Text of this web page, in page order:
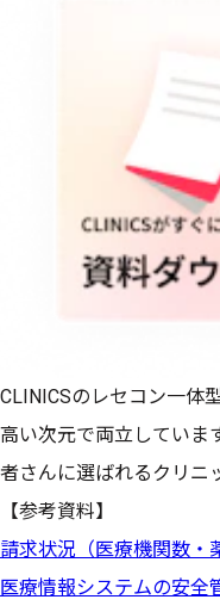
CLINICSのレセコン一体
高い次元で両立していま
者さんに選ばれるクリニ
【参考資料】
請求状況（医療機関数・
医療情報システムの安全